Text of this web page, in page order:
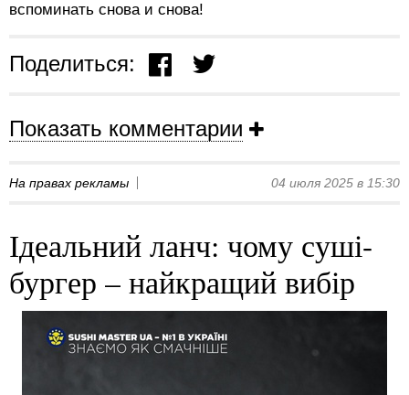
вспоминать снова и снова!
Поделиться:
Показать комментарии
На правах рекламы 04 июля 2025 в 15:30
Ідеальний ланч: чому суші-
бургер – найкращий вибір